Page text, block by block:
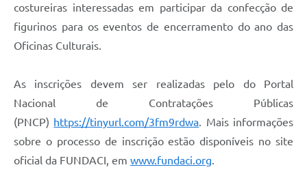
costureiras interessadas em participar da confecção de
figurinos para os eventos de encerramento do ano das
Oficinas Culturais.
As inscrições devem ser realizadas pelo do Portal
Nacional de Contratações Públicas
(PNCP) https://tinyurl.com/3fm9rdwa. Mais informações
sobre o processo de inscrição estão disponíveis no site
oficial da FUNDACI, em www.fundaci.org.